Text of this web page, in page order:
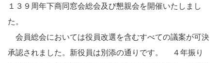
１３９周年下商同窓会総会及び懇親会を開催いたしまし
た。
会員総会においては役員改選を含むすべての議案が可決
承認されました。新役員は別添の通りです。 ４年振り